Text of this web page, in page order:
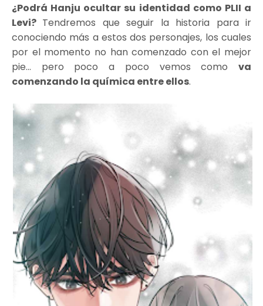
¿Podrá Hanju ocultar su identidad como PLII a
Levi? Tendremos que seguir la historia para ir
conociendo más a estos dos personajes, los cuales
por el momento no han comenzado con el mejor
pie... pero poco a poco vemos como va
comenzando la química entre ellos.